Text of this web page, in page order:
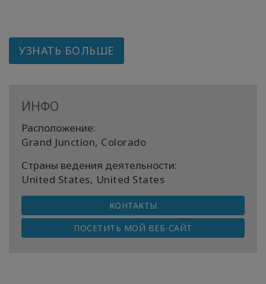
УЗНАТЬ БОЛЬШЕ
ИНФО
Расположение:
Grand Junction, Colorado
Страны ведения деятельности:
United States, United States
КОНТАКТЫ
ПОСЕТИТЬ МОЙ ВЕБ-САЙТ